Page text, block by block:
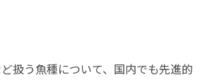
扱う魚種について、国内でも先進的